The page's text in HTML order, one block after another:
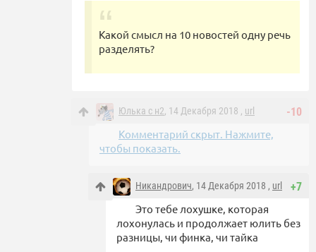
Какой смысл на 10 новостей одну речь
разделять?
-10
Юлька с н2, 14 Декабря 2018 , url
Комментарий скрыт. Нажмите,
чтобы показать.
+7
Никандрович, 14 Декабря 2018 , url
Это тебе лохушке, которая
лохонулась и продолжает юлить без
разницы, чи финка, чи тайка